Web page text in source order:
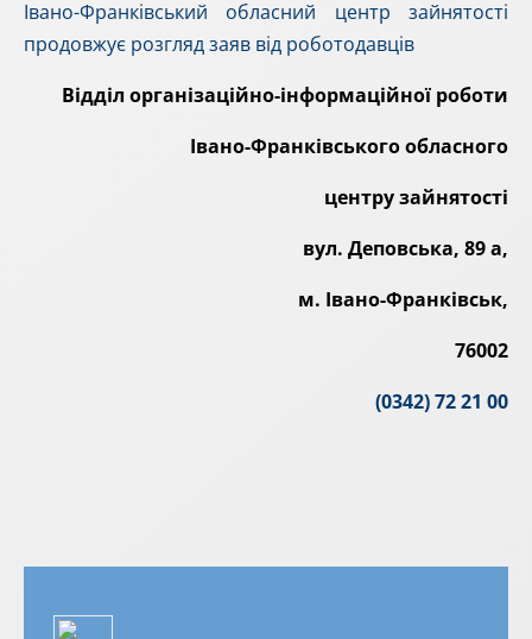
Івано-Франківський обласний центр зайнятості
продовжує розгляд заяв від роботодавців
Відділ організаційно-інформаційної роботи
Івано-Франківського обласного
центру зайнятості
вул. Деповська, 89 а,
м. Івано-Франківськ,
76002
(0342) 72 21 00